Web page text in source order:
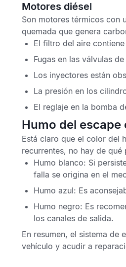
Motores diésel
Son motores térmicos con
quemada que genera
El filtro del aire
Fugas en las válvulas
Los inyectores están
La presión en los
El reglaje en la bomba
Humo del
Está claro que el color del
recurrentes, no hay de
Humo blanco: Si
falla se origina en el
Humo azul: Es
Humo negro: Es
los canales de salida.
En resumen, el sistema de
vehículo y acudir a